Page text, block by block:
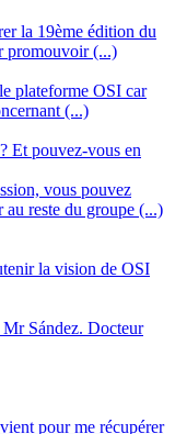
la 19ème édition du
promouvoir (...)
plateforme OSI car
(...)
Et pouvez-vous en
vous pouvez
au reste du groupe (...)
la vision de OSI
Sández. Docteur
pour me récupérer